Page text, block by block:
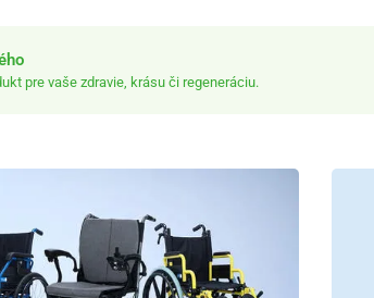
pre vaše zdravie, krásu či regeneráciu.